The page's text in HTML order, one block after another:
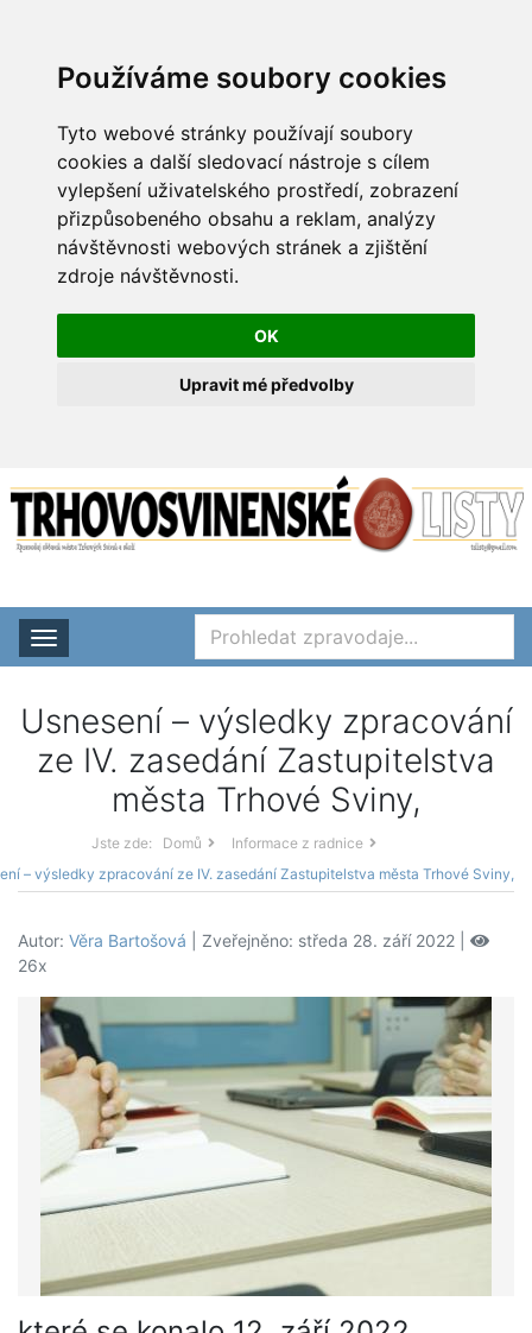
Používáme soubory cookies
Tyto webové stránky používají soubory
cookies a další sledovací nástroje s cílem
vylepšení uživatelského prostředí, zobrazení
přizpůsobeného obsahu a reklam, analýzy
návštěvnosti webových stránek a zjištění
zdroje návštěvnosti.
OK
Upravit mé předvolby
Rozbalit nabídku
Usnesení – výsledky zpracování
ze IV. zasedání Zastupitelstva
města Trhové Sviny,
Jste zde: Domů
Informace z radnice
– výsledky zpracování ze IV. zasedání Zastupitelstva města Trhové Sviny,
Autor: Věra Bartošová | Zveřejněno: středa 28. září 2022 |
26x